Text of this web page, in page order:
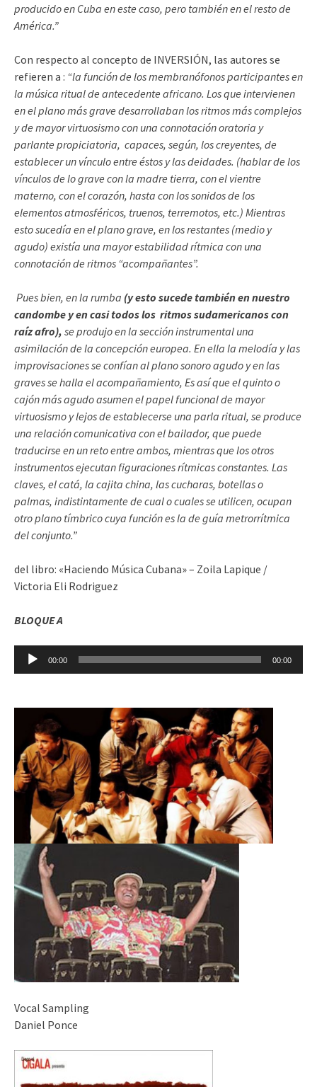
producido en Cuba en este caso, pero también en el resto de
América.”
Con respecto al concepto de INVERSIÓN, las autores se
refieren a : “la función de los membranófonos participantes en
la música ritual de antecedente africano. Los que intervienen
en el plano más grave desarrollaban los ritmos más complejos
y de mayor virtuosismo con una connotación oratoria y
parlante propiciatoria, capaces, según, los creyentes, de
establecer un vínculo entre éstos y las deidades. (hablar de los
vínculos de lo grave con la madre tierra, con el vientre
materno, con el corazón, hasta con los sonidos de los
elementos atmosféricos, truenos, terremotos, etc.) Mientras
esto sucedía en el plano grave, en los restantes (medio y
agudo) existía una mayor estabilidad rítmica con una
connotación de ritmos “acompañantes”.
Pues bien, en la rumba (y esto sucede también en nuestro
candombe y en casi todos los ritmos sudamericanos con
raíz afro), se produjo en la sección instrumental una
asimilación de la concepción europea. En ella la melodía y las
improvisaciones se confían al plano sonoro agudo y en las
graves se halla el acompañamiento, Es así que el quinto o
cajón más agudo asumen el papel funcional de mayor
virtuosismo y lejos de establecerse una parla ritual, se produce
una relación comunicativa con el bailador, que puede
traducirse en un reto entre ambos, mientras que los otros
instrumentos ejecutan figuraciones rítmicas constantes. Las
claves, el catá, la cajita china, las cucharas, botellas o
palmas, indistintamente de cual o cuales se utilicen, ocupan
otro plano tímbrico cuya función es la de guía metrorrítmica
del conjunto.”
del libro: «Haciendo Música Cubana» – Zoila Lapique /
Victoria Eli Rodriguez
BLOQUE A
Reproductor
00:00 00:00
Vocal Sampling
Daniel Ponce